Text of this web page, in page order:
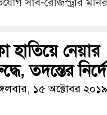
হাতিয়ে নেয়ার
তদন্তের
১৫ অক্টোবর ২০১৯